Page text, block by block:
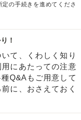
の手続きを進めてくださ
！
て、くわしく知り
にあたっての注意
Q&Aもご用意して
に、おさえておく